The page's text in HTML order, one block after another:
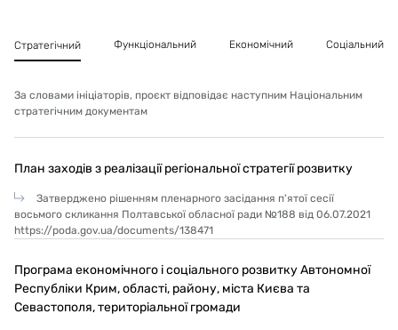
ВАUМІТ з урахуванням інженерно­ технологічного
супроводження компанії БАУМІТ УКРАЇНА.
Утеплення цоколю будівлі, підземної частини
вологи і механічним навантаженням виконано з
заведення не менше 1,0 м нижче від спланованої
поверхні землі з наступним лаштуванням
гідроізоляційного шару по системі теплоізоляції та
з'єднанням із відсікаючою горизонтальною
гідроізоляцією.
Оздоблення поверхонь фасаду будинку виконувати із
застосуванням тонкошарових декоративних
штукатурок Baumit, що володіють ознакою НГ і є
Стратегічний Функціональний Економічний Соціальний
За словами ініціаторів, проєкт відповідає наступним Національним
стратегічним документам
План заходів з реалізації регіональної стратегії розвитку
Затверджено рішенням пленарного засідання п'ятої сесії
восьмого скликання Полтавської обласної ради №188 від 06.07.2021
https://poda.gov.ua/documents/138471
Програма економічного і соціального розвитку Автономної
Республіки Крим, області, району, міста Києва та
Севастополя, територіальної громади